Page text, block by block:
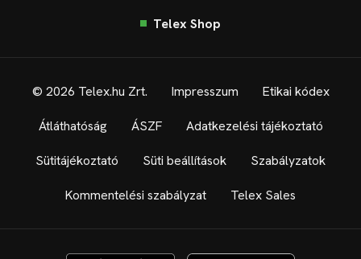
Telex Shop
© 2026 Telex.hu Zrt. Impresszum Etikai kódex
Átláthatóság ÁSZF Adatkezelési tájékoztató
Sütitájékoztató Süti beállítások Szabályzatok
Kommentelési szabályzat Telex Sales